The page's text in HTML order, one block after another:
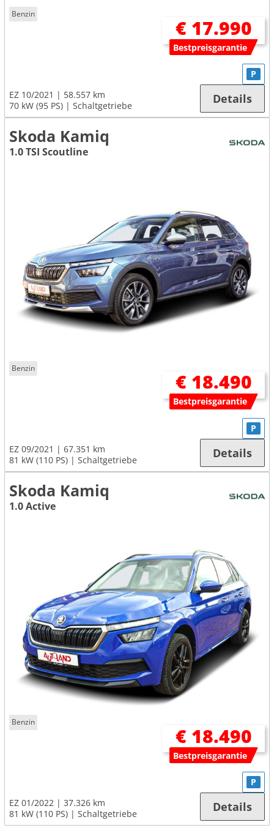
Benzin
€ 17.990
Bestpreisgarantie
EZ 10/2021
58.557 km
70 kW (95 PS)
Schaltgetriebe
P
Details
Skoda Kamiq
1.0 TSI Scoutline
Benzin
€ 18.490
Bestpreisgarantie
EZ 09/2021
67.351 km
81 kW (110 PS)
Schaltgetriebe
P
Details
Skoda Kamiq
1.0 Active
Benzin
€ 18.490
Bestpreisgarantie
EZ 01/2022
37.326 km
81 kW (110 PS)
Schaltgetriebe
P
Details